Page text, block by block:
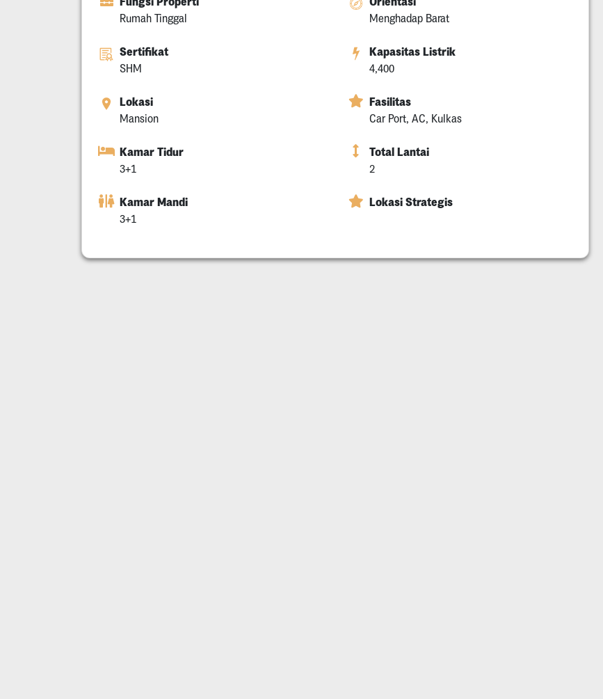
Rumah Tinggal Menghadap Barat
Sertifikat
SHM
Kapasitas Listrik
4,400
Lokasi
Mansion
Fasilitas
Car Port, AC, Kulkas
Kamar Tidur
3+1
Total Lantai
2
Kamar Mandi
3+1
Lokasi Strategis